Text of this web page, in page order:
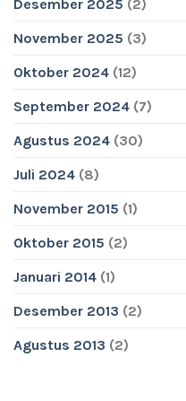
Desember 2025 (2)
November 2025 (3)
Oktober 2024 (12)
September 2024 (7)
Agustus 2024 (30)
Juli 2024 (8)
November 2015 (1)
Oktober 2015 (2)
Januari 2014 (1)
Desember 2013 (2)
Agustus 2013 (2)